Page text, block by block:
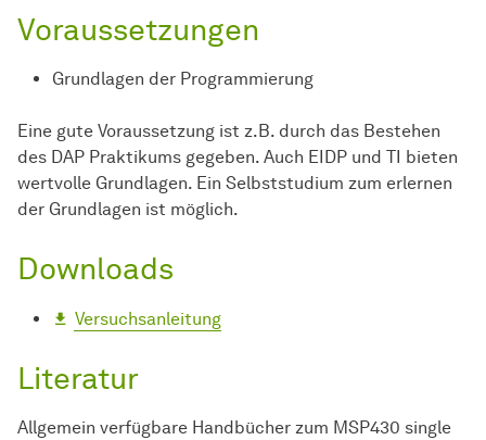
Voraussetzungen
Grundlagen der Programmierung
Eine gute Voraussetzung ist z.B. durch das Bestehen
des DAP Praktikums gegeben. Auch EIDP und TI bieten
wertvolle Grundlagen. Ein Selbststudium zum erlernen
der Grundlagen ist möglich.
Downloads
Versuchsanleitung
Literatur
Allgemein verfügbare Handbücher zum MSP430 single